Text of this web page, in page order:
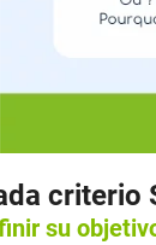
criterio
su